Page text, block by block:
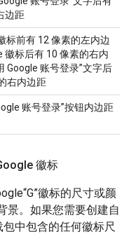
徽标
徽标的尺寸或颜
景。如果您需要创建自
中包含的任何徽标尺